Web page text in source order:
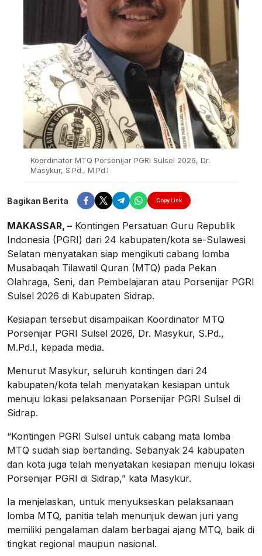
Koordinator MTQ Porsenijar PGRI Sulsel 2026, Dr.
Masykur, S.Pd., M.Pd.I
Bagikan Berita Copy Link
MAKASSAR, – Kontingen Persatuan Guru Republik
Indonesia (PGRI) dari 24 kabupaten/kota se-Sulawesi
Selatan menyatakan siap mengikuti cabang lomba
Musabaqah Tilawatil Quran (MTQ) pada Pekan
Olahraga, Seni, dan Pembelajaran atau Porsenijar PGRI
Sulsel 2026 di Kabupaten Sidrap.
Kesiapan tersebut disampaikan Koordinator MTQ
Porsenijar PGRI Sulsel 2026, Dr. Masykur, S.Pd.,
M.Pd.I, kepada media.
Menurut Masykur, seluruh kontingen dari 24
kabupaten/kota telah menyatakan kesiapan untuk
menuju lokasi pelaksanaan Porsenijar PGRI Sulsel di
Sidrap.
“Kontingen PGRI Sulsel untuk cabang mata lomba
MTQ sudah siap bertanding. Sebanyak 24 kabupaten
dan kota juga telah menyatakan kesiapan menuju lokasi
Porsenijar PGRI di Sidrap,” kata Masykur.
Ia menjelaskan, untuk menyukseskan pelaksanaan
lomba MTQ, panitia telah menunjuk dewan juri yang
memiliki pengalaman dalam berbagai ajang MTQ, baik di
tingkat regional maupun nasional.